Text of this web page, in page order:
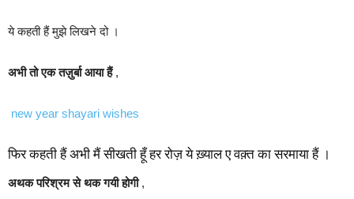
ये कहती हैं मुझे लिखने दो ।
अभी तो एक तज़ुर्बा आया हैं,
new year shayari wishes
फिर कहती हैं अभी मैं सीखती हूँ हर रोज़ ये ख़्याल ए वक़्त का सरमाया हैं ।
अथक परिश्रम से थक गयी होगी,